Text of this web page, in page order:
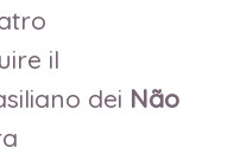
il
dei Não